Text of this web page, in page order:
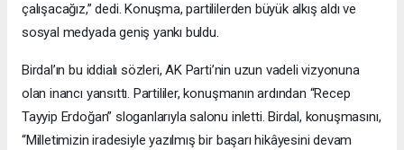
çalışacağız,” dedi. Konuşma, partililerden büyük alkış aldı ve
sosyal medyada geniş yankı buldu.
Birdal’ın bu iddialı sözleri, AK Parti’nin uzun vadeli vizyonuna
olan inancı yansıttı. Partililer, konuşmanın ardından “Recep
Tayyip Erdoğan” sloganlarıyla salonu inletti. Birdal, konuşmasını,
“Milletimizin iradesiyle yazılmış bir başarı hikâyesini devam